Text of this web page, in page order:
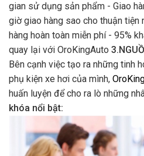
gian sử dụng sản phẩm - Giao
giờ giao hàng sao cho thuận tiện
hàng hoàn toàn miễn phí - 95%
quay lại với OroKingAuto
Bên cạnh việc tạo ra những tinh
phụ kiện xe hơi của mình,
huấn luyện để cho ra lò những
khóa nổi bật: